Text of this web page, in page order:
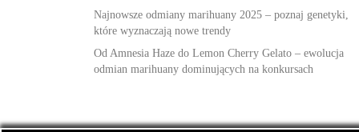
Najnowsze odmiany marihuany 2025 – poznaj genetyki,
które wyznaczają nowe trendy
Od Amnesia Haze do Lemon Cherry Gelato – ewolucja
odmian marihuany dominujących na konkursach